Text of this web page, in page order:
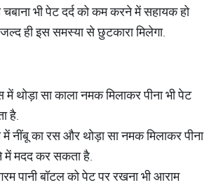
चबाना भी पेट दर्द को कम करने में सहायक हो
ही इस समस्या से छुटकारा मिलेगा.
थोड़ा सा काला नमक मिलाकर पीना भी पेट
है.
में नींबू का रस और थोड़ा सा नमक मिलाकर पीना
में मदद कर सकता है.
पानी बॉटल को पेट पर रखना भी आराम